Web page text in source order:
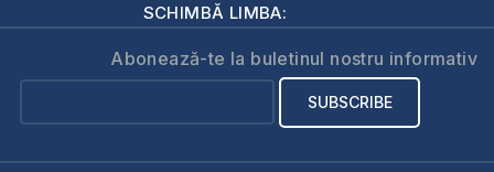
SCHIMBĂ LIMBA:
Abonează-te la buletinul nostru informativ